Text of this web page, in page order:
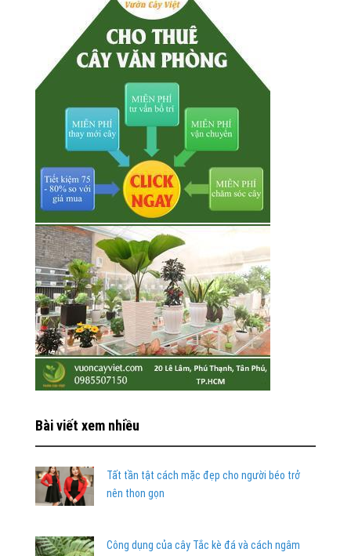
Bài viết xem nhiều
Tất tần tật cách mặc đẹp cho người béo trở
nên thon gọn
Công dụng của cây Tắc kè đá và cách ngâm